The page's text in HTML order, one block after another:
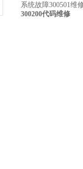
系统故障300501维
300200代码维修